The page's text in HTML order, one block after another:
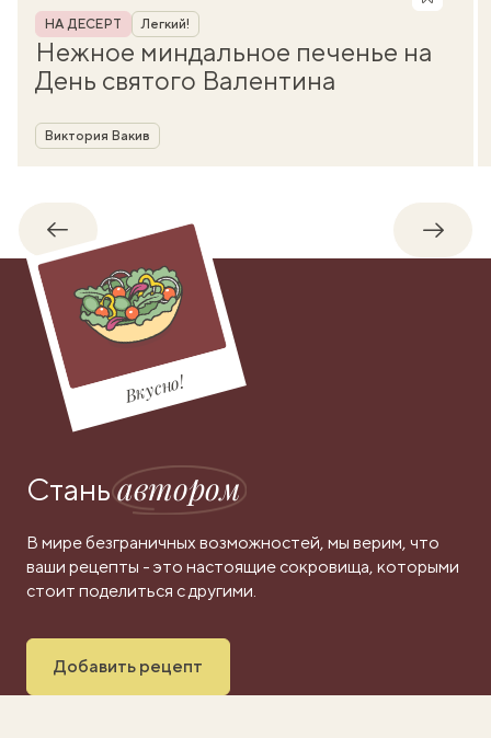
Рубрика
НА ДЕСЕРТ Легкий!
Нежное миндальное печенье на
День святого Валентина
Автор
Виктория Вакив
Обратно
Вкусно!
Станьавтором
В мире безграничных возможностей, мы верим, что
ваши рецепты - это настоящие сокровища, которыми
стоит поделиться с другими.
Добавить рецепт